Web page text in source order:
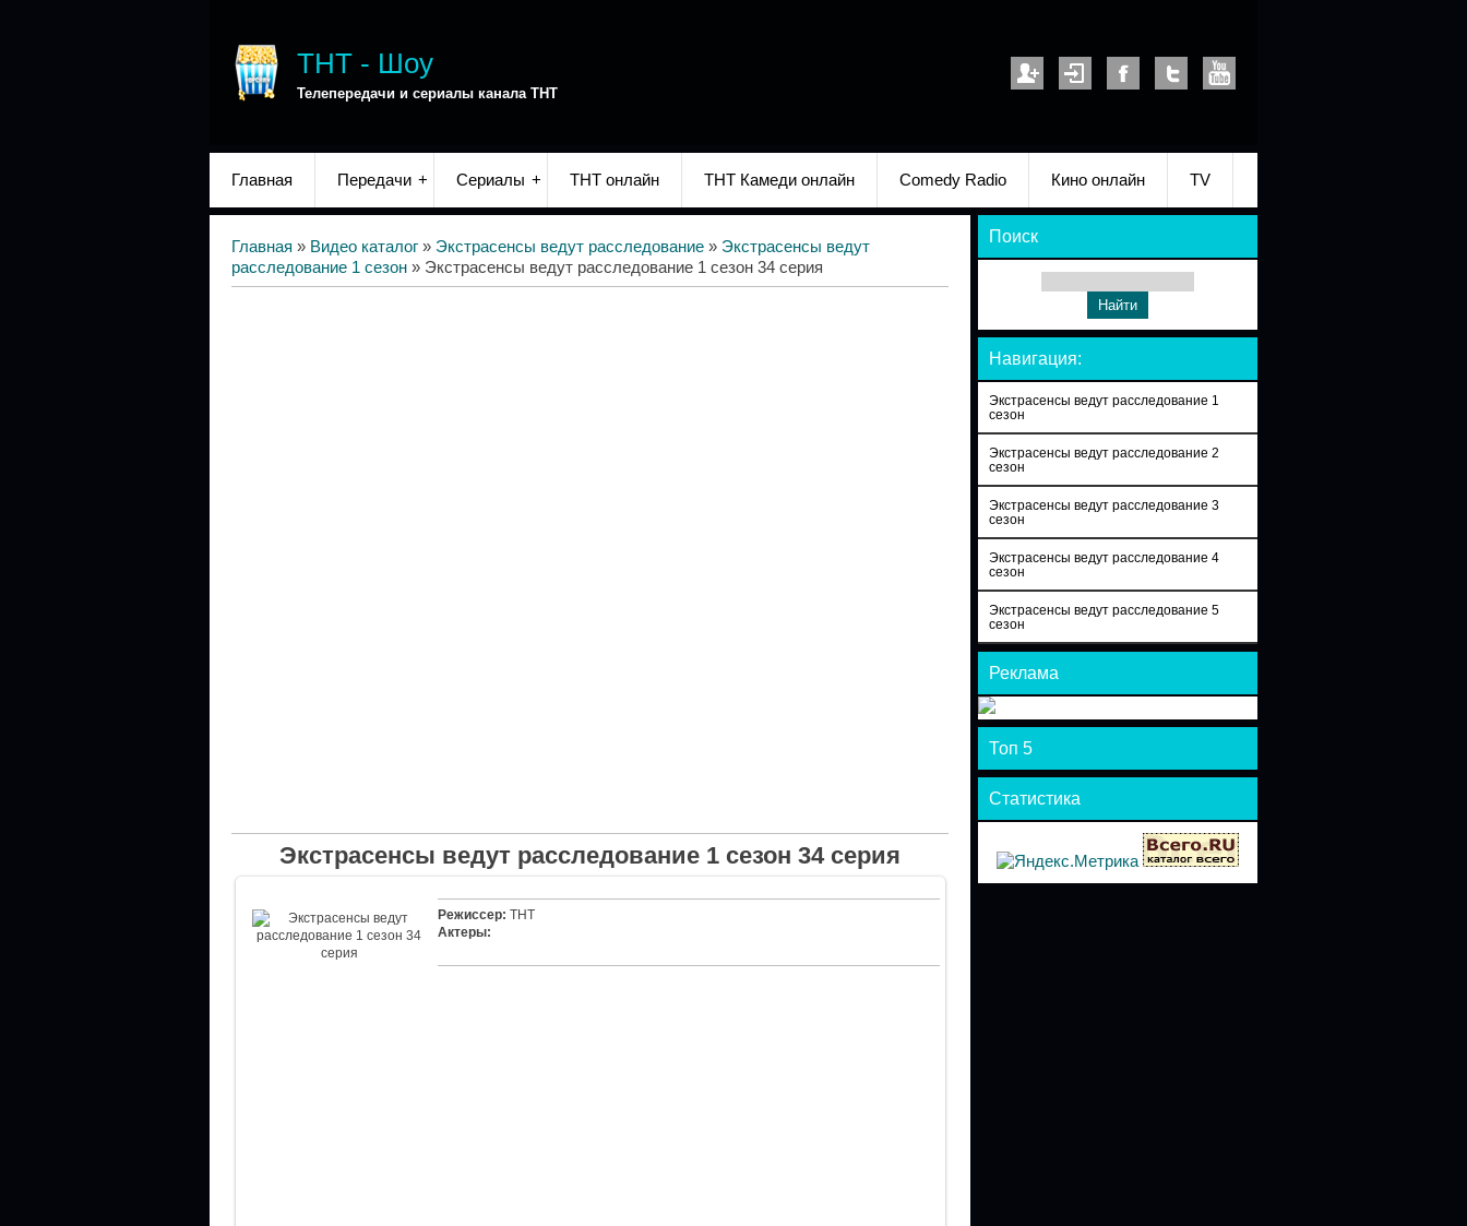
ТНТ - Шоу
Телепередачи и сериалы канала ТНТ
Главная Передачи Сериалы ТНТ онлайн ТНТ Камеди онлайн Comedy Radio Кино онлайн TV
Главная » Видео каталог » Экстрасенсы ведут расследование » Экстрасенсы ведут
расследование 1 сезон » Экстрасенсы ведут расследование 1 сезон 34 серия
Экстрасенсы ведут расследование 1 сезон 34 серия
Режиссер: ТНТ
Актеры:
Поиск
Навигация:
Экстрасенсы ведут расследование 1
сезон
Экстрасенсы ведут расследование 2
сезон
Экстрасенсы ведут расследование 3
сезон
Экстрасенсы ведут расследование 4
сезон
Экстрасенсы ведут расследование 5
сезон
Реклама
Топ 5
Статистика